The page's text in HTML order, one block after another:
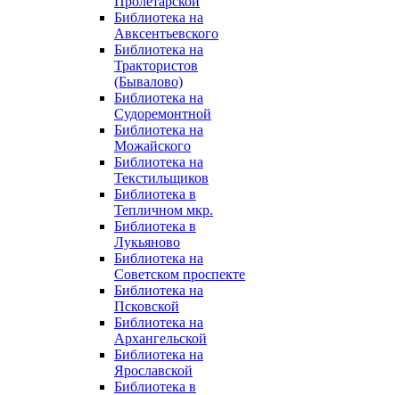
Библиотека на
Авксентьевского
Библиотека на
Трактористов
(Бывалово)
Библиотека на
Судоремонтной
Библиотека на
Можайского
Библиотека на
Текстильщиков
Библиотека в
Тепличном мкр.
Библиотека в
Лукьяново
Библиотека на
Советском проспекте
Библиотека на
Псковской
Библиотека на
Архангельской
Библиотека на
Ярославской
Библиотека в